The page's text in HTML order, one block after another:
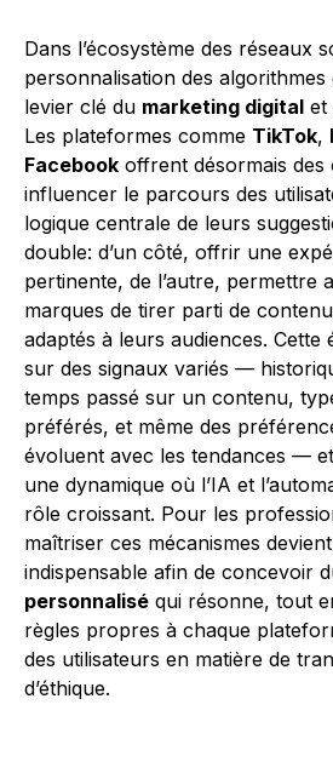
Dans l’écosystème des réseaux
personnalisation des
levier clé du marketing digital et
Les plateformes comme TikTok,
Facebook offrent désormais
influencer le parcours des
logique centrale de leurs
double: d’un côté, offrir une
pertinente, de l’autre, permettre
marques de tirer parti de
adaptés à leurs audiences. Cette
sur des signaux variés —
temps passé sur un contenu,
préférés, et même des
évoluent avec les tendances —
une dynamique où l’IA et
rôle croissant. Pour les
maîtriser ces mécanismes
indispensable afin de concevoir
personnalisé qui résonne, tout
règles propres à chaque
des utilisateurs en matière de
d’éthique.